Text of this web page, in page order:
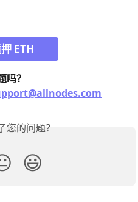
ETH
吗？
您的问题？
😃